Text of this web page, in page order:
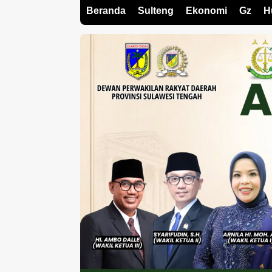
Beranda Sulteng Ekonomi Gz